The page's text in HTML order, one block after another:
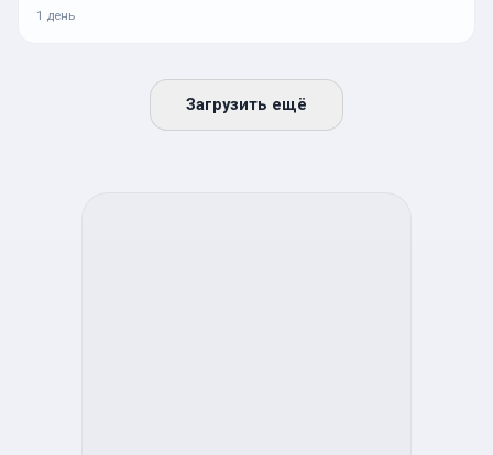
1 день
Загрузить ещё